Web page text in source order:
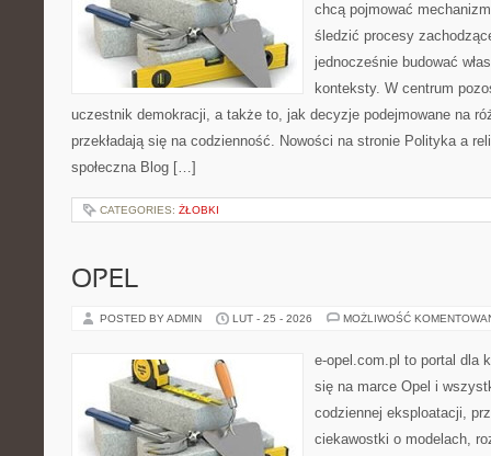
chcą pojmować
śledzić procesy
jednocześnie budować
konteksty. W centrum
uczestnik demokracji, a także to, jak decyzje podejmowane na
przekładają się na codzienność. Nowości na stronie Polityka a
społeczna Blog […]
CATEGORIES: ŻŁOBKI
OPEL
POSTED BY ADMIN LUT - 25 - 2026 MOŻLIWOŚĆ
e-opel.com.pl to portal dla
się na marce Opel i
codziennej eksploatacji,
ciekawostki o modelach,